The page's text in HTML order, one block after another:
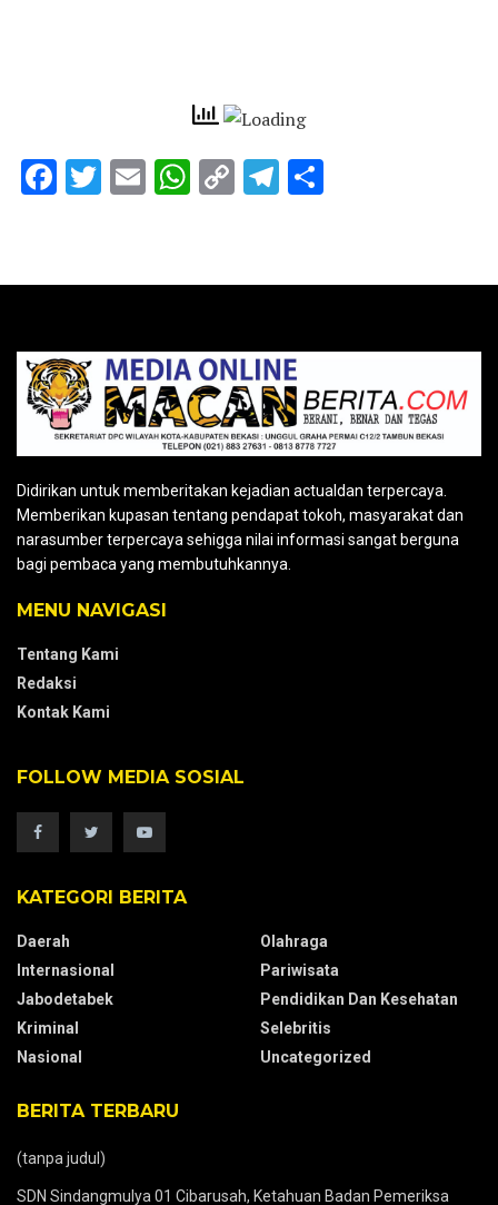
F
b
o
k
T
er
E
W
s
p
p
C
Li
k
T
gr
m
e
Didirikan untuk memberitakan kejadian actualdan terpercaya.
Memberikan kupasan tentang pendapat tokoh, masyarakat dan
narasumber terpercaya sehigga nilai informasi sangat berguna
bagi pembaca yang membutuhkannya.
MENU NAVIGASI
Tentang Kami
Redaksi
Kontak Kami
FOLLOW MEDIA SOSIAL
KATEGORI BERITA
Daerah
Internasional
Jabodetabek
Kriminal
Nasional
Olahraga
Pariwisata
Pendidikan Dan Kesehatan
Selebritis
Uncategorized
BERITA TERBARU
(tanpa judul)
SDN Sindangmulya 01 Cibarusah, Ketahuan Badan Pemeriksa